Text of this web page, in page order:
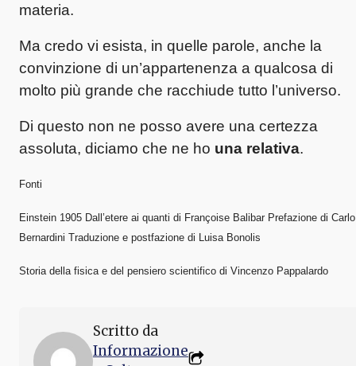
materia.
Ma credo vi esista, in quelle parole, anche la
convinzione di un’appartenenza a qualcosa di
molto più grande che racchiude tutto l’universo.
Di questo non ne posso avere una certezza
assoluta, diciamo che ne ho una relativa.
Fonti
Einstein 1905 Dall’etere ai quanti di Françoise Balibar Prefazione di Carlo
Bernardini Traduzione e postfazione di Luisa Bonolis
Storia della fisica e del pensiero scientifico di Vincenzo Pappalardo
Scritto da
Informazione